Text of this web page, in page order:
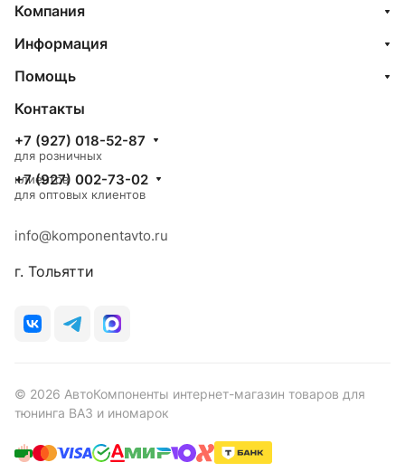
Компания
Информация
Помощь
Контакты
+7 (927) 018-52-87
для розничных
клиентов
+7 (927) 002-73-02
для оптовых клиентов
info@komponentavto.ru
г. Тольятти
© 2026 АвтоКомпоненты интернет-магазин товаров для
тюнинга ВАЗ и иномарок